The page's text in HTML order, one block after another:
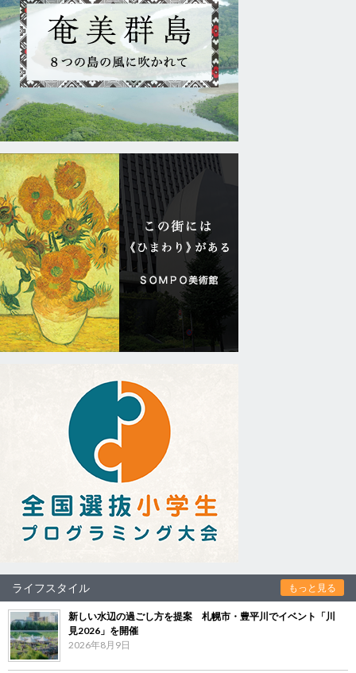
ライフスタイル もっと見る
新しい水辺の過ごし方を提案 札幌市・豊平川でイベント「川
見2026」を開催
2026年8月9日